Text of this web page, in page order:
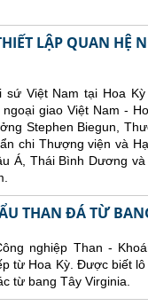
LẬP QUAN HỆ
sứ Việt Nam tại Hoa
giao Việt Nam -
Stephen Biegun,
chi Thượng viện và
Á, Thái Bình Dương
THAN ĐÁ TỪ
nghiệp Than -
từ Hoa Kỳ. Được biết
từ bang Tây Virginia.